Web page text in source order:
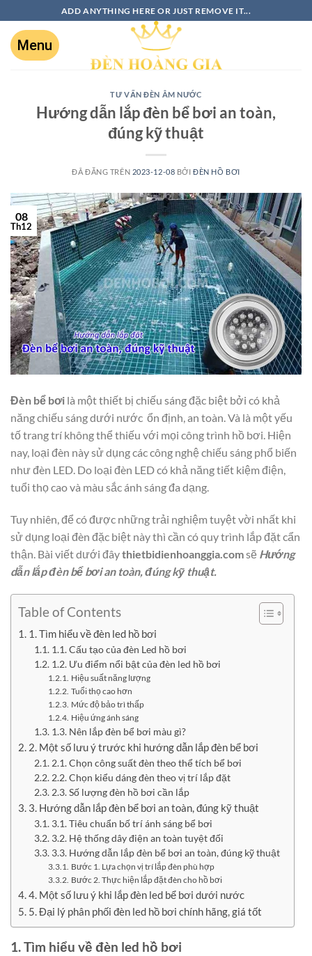
ADD ANYTHING HERE OR JUST REMOVE IT...
TƯ VẤN ĐÈN ÂM NƯỚC
Hướng dẫn lắp đèn bể bơi an toàn,
đúng kỹ thuật
ĐÃ ĐĂNG TRÊN 2023-12-08 BỞIĐÈN HỒ BƠI
08
Th12
Đèn bể bơi là một thiết bị chiếu sáng đặc biệt bởi có khả
năng chiếu sáng dưới nước ổn định, an toàn. Và là một yếu
tố trang trí không thể thiếu với mọi công trình hồ bơi. Hiện
nay, loại đèn này sử dụng các công nghệ chiếu sáng phổ biến
như đèn LED. Do loại đèn LED có khả năng tiết kiệm điện,
tuổi thọ cao và màu sắc ánh sáng đa dạng.
Tuy nhiên, để có được những trải nghiệm tuyệt vời nhất khi
sử dụng loại đèn đặc biệt này thì cần có quy trình lắp đặt cẩn
thận. Bài viết dưới đâythietbidienhoanggia.comsẽ Hướng
dẫn lắp đèn bể bơi an toàn, đúng kỹ thuật.
Table of Contents
1. Tìm hiểu về đèn led hồ bơi
1.1. Cấu tạo của đèn Led hồ bơi
1.2. Ưu điểm nổi bật của đèn led hồ bơi
Hiệu suất năng lượng
Tuổi thọ cao hơn
Mức độ bảo trì thấp
Hiệu ứng ánh sáng
1.3. Nên lắp đèn bể bơi màu gì?
2. Một số lưu ý trước khi hướng dẫn lắp đèn bể bơi
2.1. Chọn công suất đèn theo thể tích bể bơi
2.2. Chọn kiểu dáng đèn theo vị trí lắp đặt
2.3. Số lượng đèn hồ bơi cần lắp
3. Hướng dẫn lắp đèn bể bơi an toàn, đúng kỹ thuật
3.1. Tiêu chuẩn bố trí ánh sáng bể bơi
3.2. Hệ thống dây điện an toàn tuyệt đối
3.3. Hướng dẫn lắp đèn bể bơi an toàn, đúng kỹ thuật
Bước 1. Lựa chọn vị trí lắp đèn phù hợp
Bước 2. Thực hiện lắp đặt đèn cho hồ bơi
4. Một số lưu ý khi lắp đèn led bể bơi dưới nước
5. Đại lý phân phối đèn led hồ bơi chính hãng, giá tốt
1. Tìm hiểu về đèn led hồ bơi